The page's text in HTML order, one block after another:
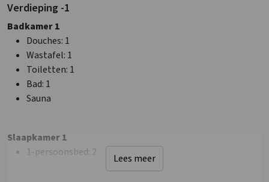
Faciliteiten (Buiten)
Terras
Sanitair
Douches
Toiletten
Faciliteiten (Binnen)
Zithoek
Verdieping -1
Badkamer 1
Douches: 1
Wastafel: 1
Toiletten: 1
Bad: 1
Sauna
Slaapkamer 1
1-persoonsbed: 2 Lees meer